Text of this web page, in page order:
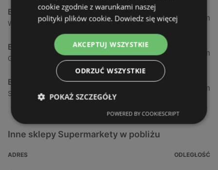
Biedronka
Wojska Polskiego 16a, 72-600 Świnoujście
2,77 km
Biedronka
Gryfa Pomorskiego, 72-500 Międzyzdroje
12,39 km
Biedronka
Sienkiewicza 32, 72-510 Wolin
24,01 km
Inne sklepy Supermarkety w pobliżu
ADRES ODLEGŁOŚĆ
cookie zgodnie z warunkami naszej
polityki plików cookie. Dowiedz się więcej
AKCEPTUJ WSZYSTKIE
ODRZUĆ WSZYSTKIE
POKAŻ SZCZEGÓŁY
POWERED BY COOKIESCRIPT